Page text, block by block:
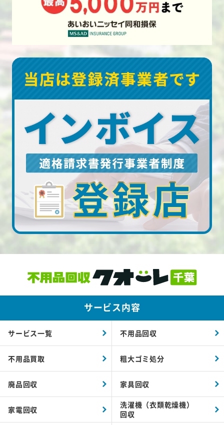
サービス内容
サービス一覧 不用品回収
不用品買取 粗大ゴミ処分
廃品回収 家具回収
家電回収
洗濯機（衣類乾燥機）
回収